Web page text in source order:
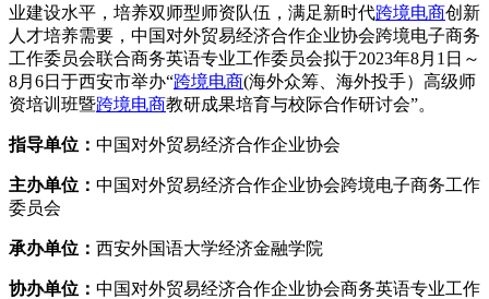
业建设水平，培养双师型师资队伍，满足新时代跨境电商创新
人才培养需要，中国对外贸易经济合作企业协会跨境电子商务
工作委员会联合商务英语专业工作委员会拟于2023年8月1日～
8月6日于西安市举办“跨境电商(海外众筹、海外投手）高级师
资培训班暨跨境电商教研成果培育与校际合作研讨会”。
指导单位： 中国对外贸易经济合作企业协会
主办单位： 中国对外贸易经济合作企业协会跨境电子商务工作
委员会
承办单位： 西安外国语大学经济金融学院
协办单位： 中国对外贸易经济合作企业协会商务英语专业工作